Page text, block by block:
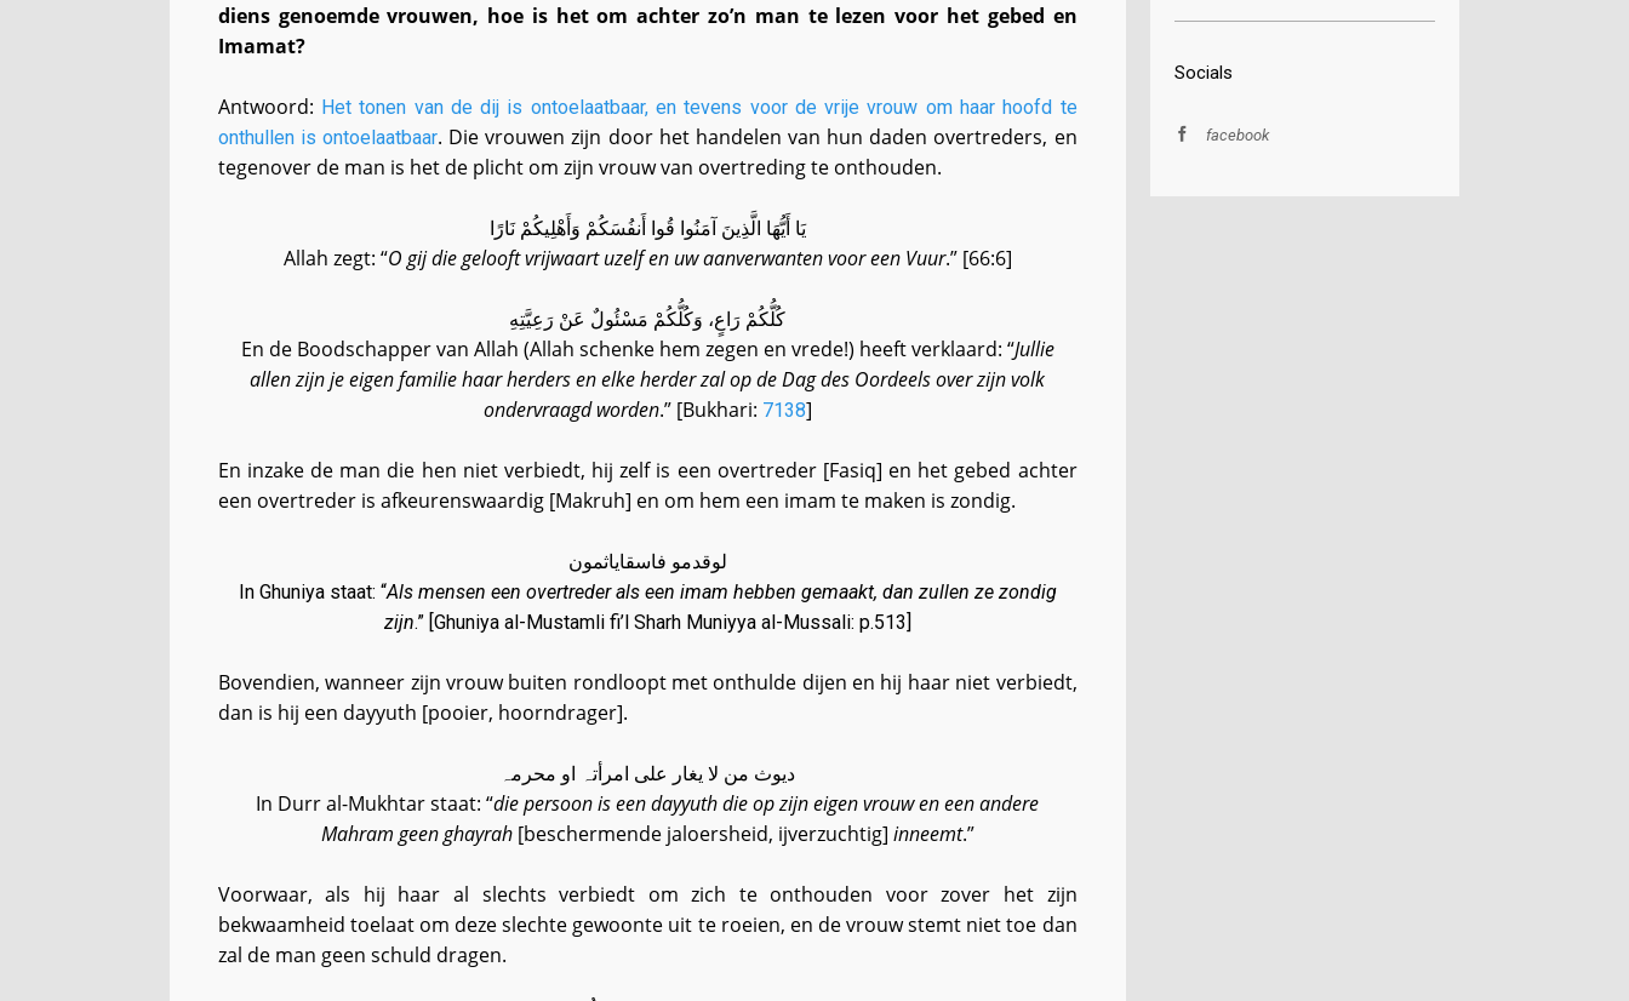
diens genoemde vrouwen, hoe is het om achter zo’n man te lezen voor het gebed en
Imamat?
Antwoord: Het tonen van de dij is ontoelaatbaar, en tevens voor de vrije vrouw om haar hoofd te
onthullen is ontoelaatbaar. Die vrouwen zijn door het handelen van hun daden overtreders, en
tegenover de man is het de plicht om zijn vrouw van overtreding te onthouden.
يَا أَيُّهَا الَّذِينَ آمَنُوا قُوا أَنفُسَكُمْ وَأَهْلِيكُمْ نَارًا
Allah zegt: “O gij die gelooft vrijwaart uzelf en uw aanverwanten voor een Vuur.” [66:6]
كُلُّكُمْ رَاعٍ، وَكُلُّكُمْ مَسْئُولٌ عَنْ رَعِيَّتِهِ
En de Boodschapper van Allah (Allah schenke hem zegen en vrede!) heeft verklaard: “Jullie
allen zijn je eigen familie haar herders en elke herder zal op de Dag des Oordeels over zijn volk
ondervraagd worden.” [Bukhari: 7138]
En inzake de man die hen niet verbiedt, hij zelf is een overtreder [Fasiq] en het gebed achter
een overtreder is afkeurenswaardig [Makruh] en om hem een imam te maken is zondig.
لوقدمو فاسقایاثمون
In Ghuniya staat: “Als mensen een overtreder als een imam hebben gemaakt, dan zullen ze zondig
zijn.” [Ghuniya al-Mustamli fi’l Sharh Muniyya al-Mussali: p.513]
Bovendien, wanneer zijn vrouw buiten rondloopt met onthulde dijen en hij haar niet verbiedt,
dan is hij een dayyuth [pooier, hoorndrager].
دیوث من لا یغار علی امرأتہ او محرمہ
In Durr al-Mukhtar staat: “die persoon is een dayyuth die op zijn eigen vrouw en een andere
Mahram geen ghayrah [beschermende jaloersheid, ijverzuchtig] inneemt.”
Voorwaar, als hij haar al slechts verbiedt om zich te onthouden voor zover het zijn
bekwaamheid toelaat om deze slechte gewoonte uit te roeien, en de vrouw stemt niet toe dan
zal de man geen schuld dragen.
Socials
facebook